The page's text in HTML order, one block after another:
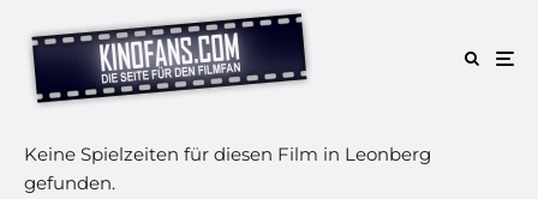
Keine Spielzeiten für diesen Film in Leonberg
gefunden.